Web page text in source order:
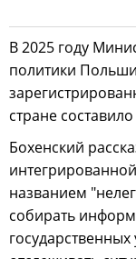
В 2025 году
политики
стране
Бохенский
названием
собирать